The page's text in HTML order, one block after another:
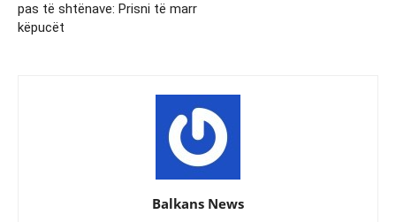
pas të shtënave: Prisni të marr
këpucët
Balkans News